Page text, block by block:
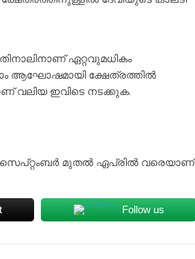
ഏറ്റവുമധികം
ആഘോഷമായി ക്ഷേത്രത്തില്‍
വലിയ ഇവിടെ നടക്കുക.
സെപ്റ്റംബര്‍ മുതല്‍ ഏപ്രില്‍ വരെയാണ്
Follow us